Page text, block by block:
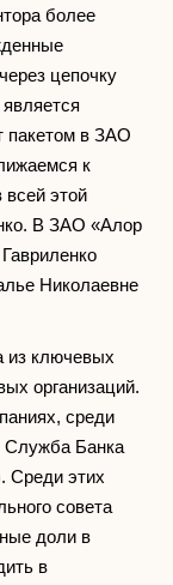
более
цепочку
пакетом в ЗАО
к
всей этой
В ЗАО «Алор
Николаевне
из ключевых
организаций.
среди
Служба Банка
Среди этих
совета
доли в
в